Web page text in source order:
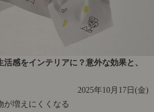
活感をインテリアに？意外な効果と、
2025年10月17日(金)
が増えにくくなる